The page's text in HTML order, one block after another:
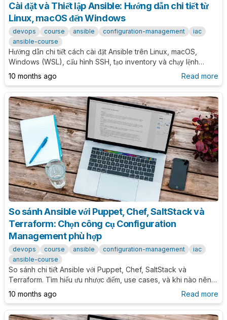
Cài đặt và Thiết lập Ansible: Hướng dẫn chi tiết từ
Linux, macOS đến Windows
devops course ansible configuration-management
iac
ansible-course
Hướng dẫn chi tiết cách cài đặt Ansible trên Linux, macOS,
Windows (WSL), cấu hình SSH, tạo inventory và chạy lệnh
Ansible đầu tiên. Bao gồm troubleshooting các lỗi thường gặp.
10 months ago Read more
So sánh Ansible với Puppet, Chef, SaltStack và
Terraform: Chọn công cụ Configuration
Management phù hợp
devops course ansible configuration-management
iac
ansible-course
So sánh chi tiết Ansible với Puppet, Chef, SaltStack và
Terraform. Tìm hiểu ưu nhược điểm, use cases, và khi nào nên
chọn công cụ nào cho dự án của bạn.
10 months ago Read more